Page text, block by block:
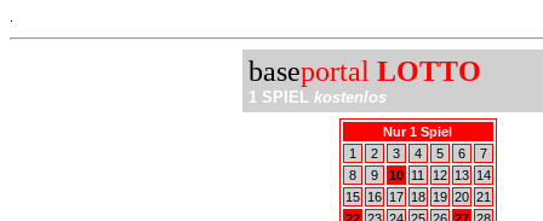
baseportal LOTTO
1 SPIEL kostenlos
Nur 1 Spiel
1
2 3 4 5 6
7
8
9 10 11 12 13
14
15
16 17 18 19 20 21